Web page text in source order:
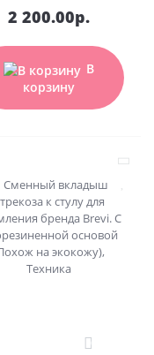
2 200.00р.
В
корзину